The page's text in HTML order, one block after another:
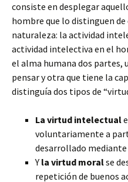
consiste en desplegar
hombre que lo distinguen
naturaleza: la actividad
actividad intelectiva en el
el alma humana dos partes,
pensar y otra que tiene la
distinguía dos tipos de
La virtud intelectual
voluntariamente a
desarrollado mediante
Y la virtud moralse
repetición de buenos